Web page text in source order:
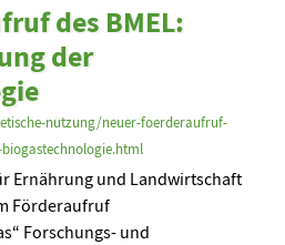
des BMEL:
der
nutzung/neuer-foerderaufruf-
Ernährung und Landwirtschaft
Förderaufruf
Forschungs- und